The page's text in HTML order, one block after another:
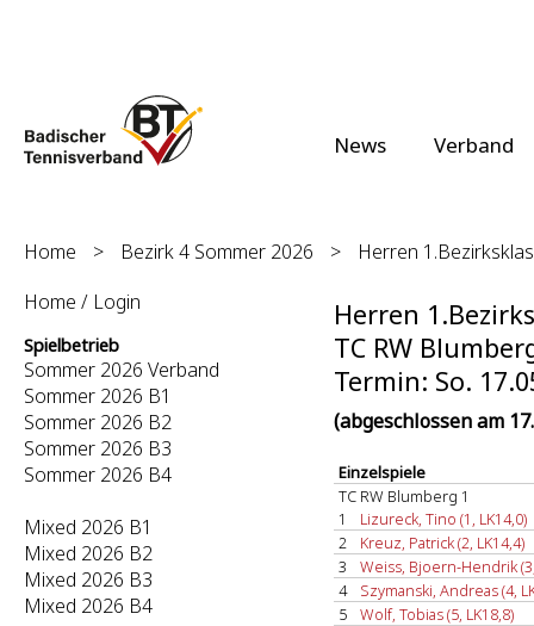
News Verband
Home > Bezirk 4 Sommer 2026 >
Herren
Home / Login
Spielbetrieb
Sommer 2026 Verband
Sommer 2026 B1
Sommer 2026 B2
Sommer 2026 B3
Sommer 2026 B4
Mixed 2026 B1
Mixed 2026 B2
Mixed 2026 B3
Mixed 2026 B4
Herren
TC RW
Termin: So.
(abgeschlossen am
Einzelspiele
TC RW Blumberg 1
1
Lizureck, Tino (1, LK14,0)
2
Kreuz, Patrick (2, LK14,4)
3
Weiss, Bjoern-Hendrik
4
Szymanski, Andreas (4,
5
Wolf, Tobias (5, LK18,8)